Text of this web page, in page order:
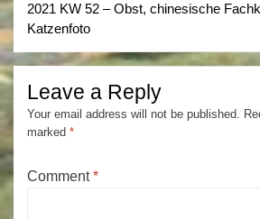
2021 KW 52 – Obst, chinesische
Katzenfoto
Leave a Reply
Your email address will not be published.
marked *
Comment*